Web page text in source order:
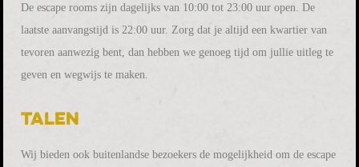
De escape rooms zijn dagelijks van 10:00 tot 23:00 uur open. De
laatste aanvangstijd is 22:00 uur. Zorg dat je altijd een kwartier van
tevoren aanwezig bent, dan hebben we genoeg tijd om jullie uitleg te
geven en wegwijs te maken.
Talen
Wij bieden ook buitenlandse bezoekers de mogelijkheid om de escape